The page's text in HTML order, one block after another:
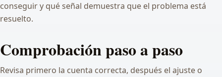
conseguir y qué señal demuestra que el problema está
resuelto.
Comprobación paso a paso
Revisa primero la cuenta correcta, después el ajuste o